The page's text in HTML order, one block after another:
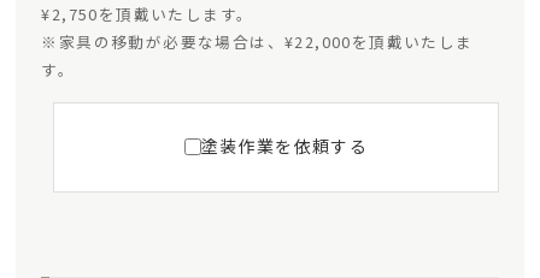
¥2,750を頂戴いたします。
※家具の移動が必要な場合は、¥22,000を頂戴いたしま
す。
塗装作業を依頼する